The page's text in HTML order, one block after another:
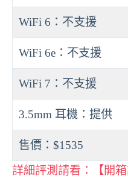
WiFi 6：不支援
WiFi 6e：不支援
WiFi 7：不支援
3.5mm 耳機：提供
售價：$1535
詳細評測請看：【開